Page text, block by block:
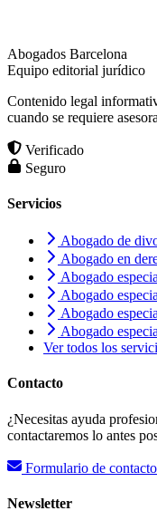
Abogados Barcelona
Equipo editorial jurídico
Contenido legal
cuando se requiere
Verificado
Seguro
Servicios
Abogado de
Abogado en
Abogado
Abogado
Abogado
Abogado
Ver todos los
Contacto
¿Necesitas ayuda
contactaremos lo antes
Formulario de contacto
Newsletter